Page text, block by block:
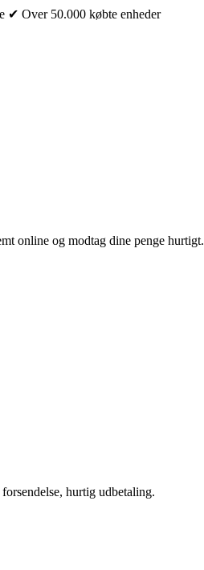
✔ Over 50.000 købte enheder
online og modtag dine penge hurtigt.
hurtig udbetaling.